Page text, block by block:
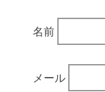
名前
メール